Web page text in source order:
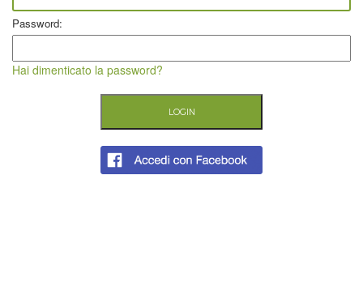
Password:
Hai dimenticato la password?